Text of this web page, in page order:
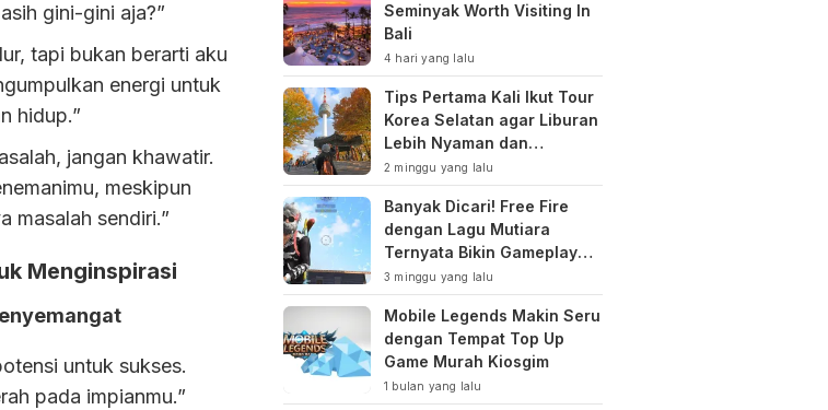
gini-gini aja?”
tapi bukan berarti aku
energi untuk
hidup.”
jangan khawatir.
meskipun
masalah sendiri.”
Menginspirasi
untuk sukses.
pada impianmu.”
Seminyak Worth Visiting In
Bali
4 hari yang lalu
Tips Pertama Kali Ikut Tour
Korea Selatan agar Liburan
Lebih Nyaman dan
Berkesan
2 minggu yang lalu
Banyak Dicari! Free Fire
dengan Lagu Mutiara
Ternyata Bikin Gameplay
Makin Keren
3 minggu yang lalu
Mobile Legends Makin Seru
dengan Tempat Top Up
Game Murah Kiosgim
1 bulan yang lalu